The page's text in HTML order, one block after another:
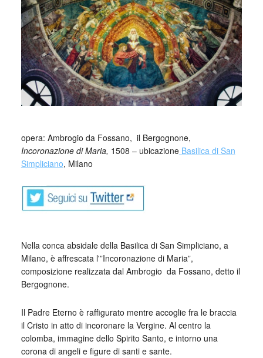
opera: Ambrogio da Fossano, il Bergognone,
Incoronazione di Maria, 1508 – ubicazioneBasilica di San
Simpliciano, Milano
Nella conca absidale della Basilica di San Simpliciano, a
Milano, è affrescata l'”Incoronazione di Maria”,
composizione realizzata dal Ambrogio da Fossano, detto il
Bergognone.
Il Padre Eterno è raffigurato mentre accoglie fra le braccia
il Cristo in atto di incoronare la Vergine. Al centro la
colomba, immagine dello Spirito Santo, e intorno una
corona di angeli e figure di santi e sante.